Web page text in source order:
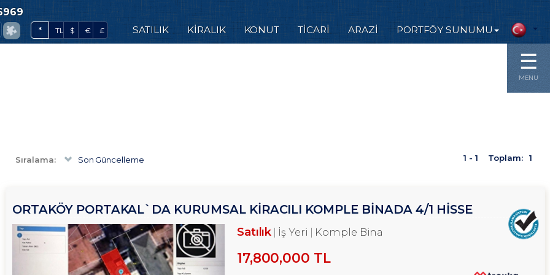
* TL $ € £ SATILIK KİRALIK KONUT TİCARİ ARAZİ PORTFÖY SUNUMU
☰
MENU
Sıralama: Son Güncelleme 1 - 1 Toplam: 1
ORTAKÖY PORTAKAL`DA KURUMSAL KIRACILI KOMPLE BINADA 4/1 HISSE
TROYKADAN
Satılık İş Yeri Komple Bina
17,800,000 TL